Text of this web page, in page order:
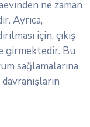
ne zaman
Ayrıca,
için, çıkış
girmektedir. Bu
sağlamalarına